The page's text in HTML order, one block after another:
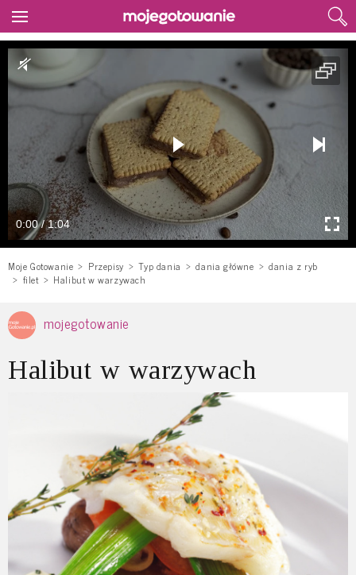
0:00 / 1:04
Moje Gotowanie Przepisy Typ dania dania główne
dania z ryb
filet
Halibut w warzywach
mojegotowanie
Halibut w warzywach